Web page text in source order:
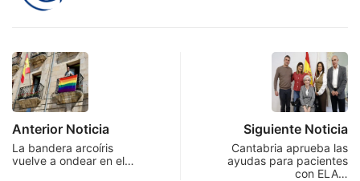
Anterior Noticia
La bandera arcoíris
vuelve a ondear en el…
Siguiente Noticia
Cantabria aprueba las
ayudas para pacientes
con ELA…